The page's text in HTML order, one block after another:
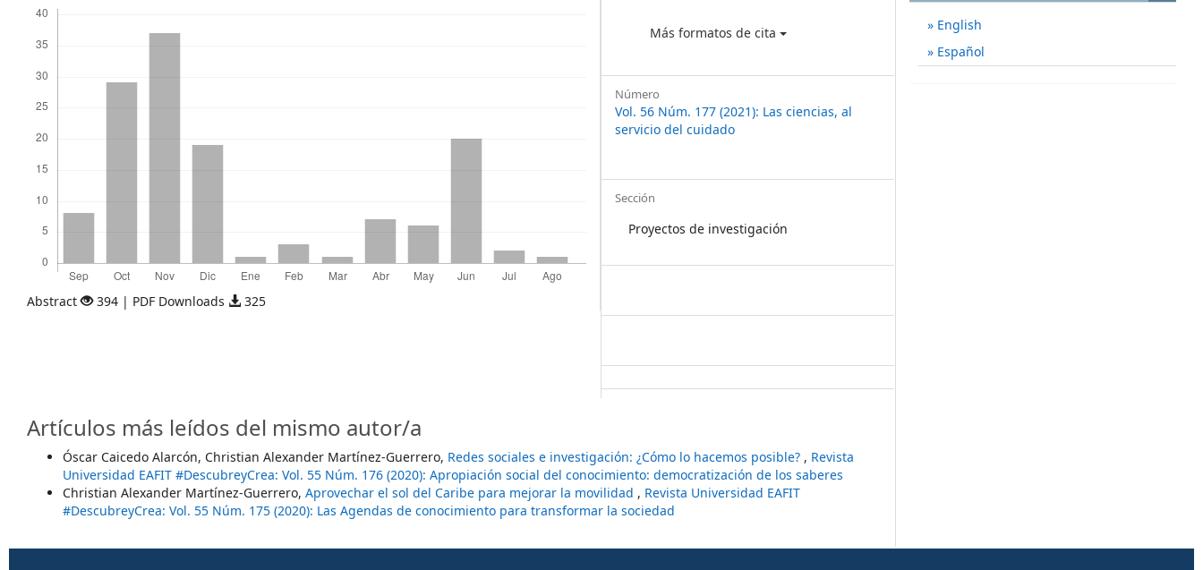
Abstract 394 | PDF Downloads 325
Más formatos de cita
Número
Vol. 56 Núm. 177 (2021): Las ciencias, al
servicio del cuidado
Sección
Proyectos de investigación
Artículos más leídos del mismo autor/a
Óscar Caicedo Alarcón, Christian Alexander Martínez-Guerrero, Redes sociales e investigación: ¿Cómo lo hacemos posible? , Revista
Universidad EAFIT #DescubreyCrea: Vol. 55 Núm. 176 (2020): Apropiación social del conocimiento: democratización de los saberes
Christian Alexander Martínez-Guerrero, Aprovechar el sol del Caribe para mejorar la movilidad , Revista Universidad EAFIT
#DescubreyCrea: Vol. 55 Núm. 175 (2020): Las Agendas de conocimiento para transformar la sociedad
English
Español